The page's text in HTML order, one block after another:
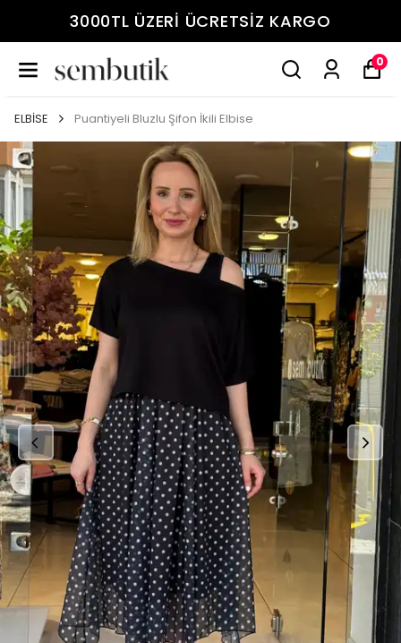
3000TL ÜZERİ ÜCRETSİZ KARGO
0
ELBİSE Puantiyeli Bluzlu Şifon İkili Elbise